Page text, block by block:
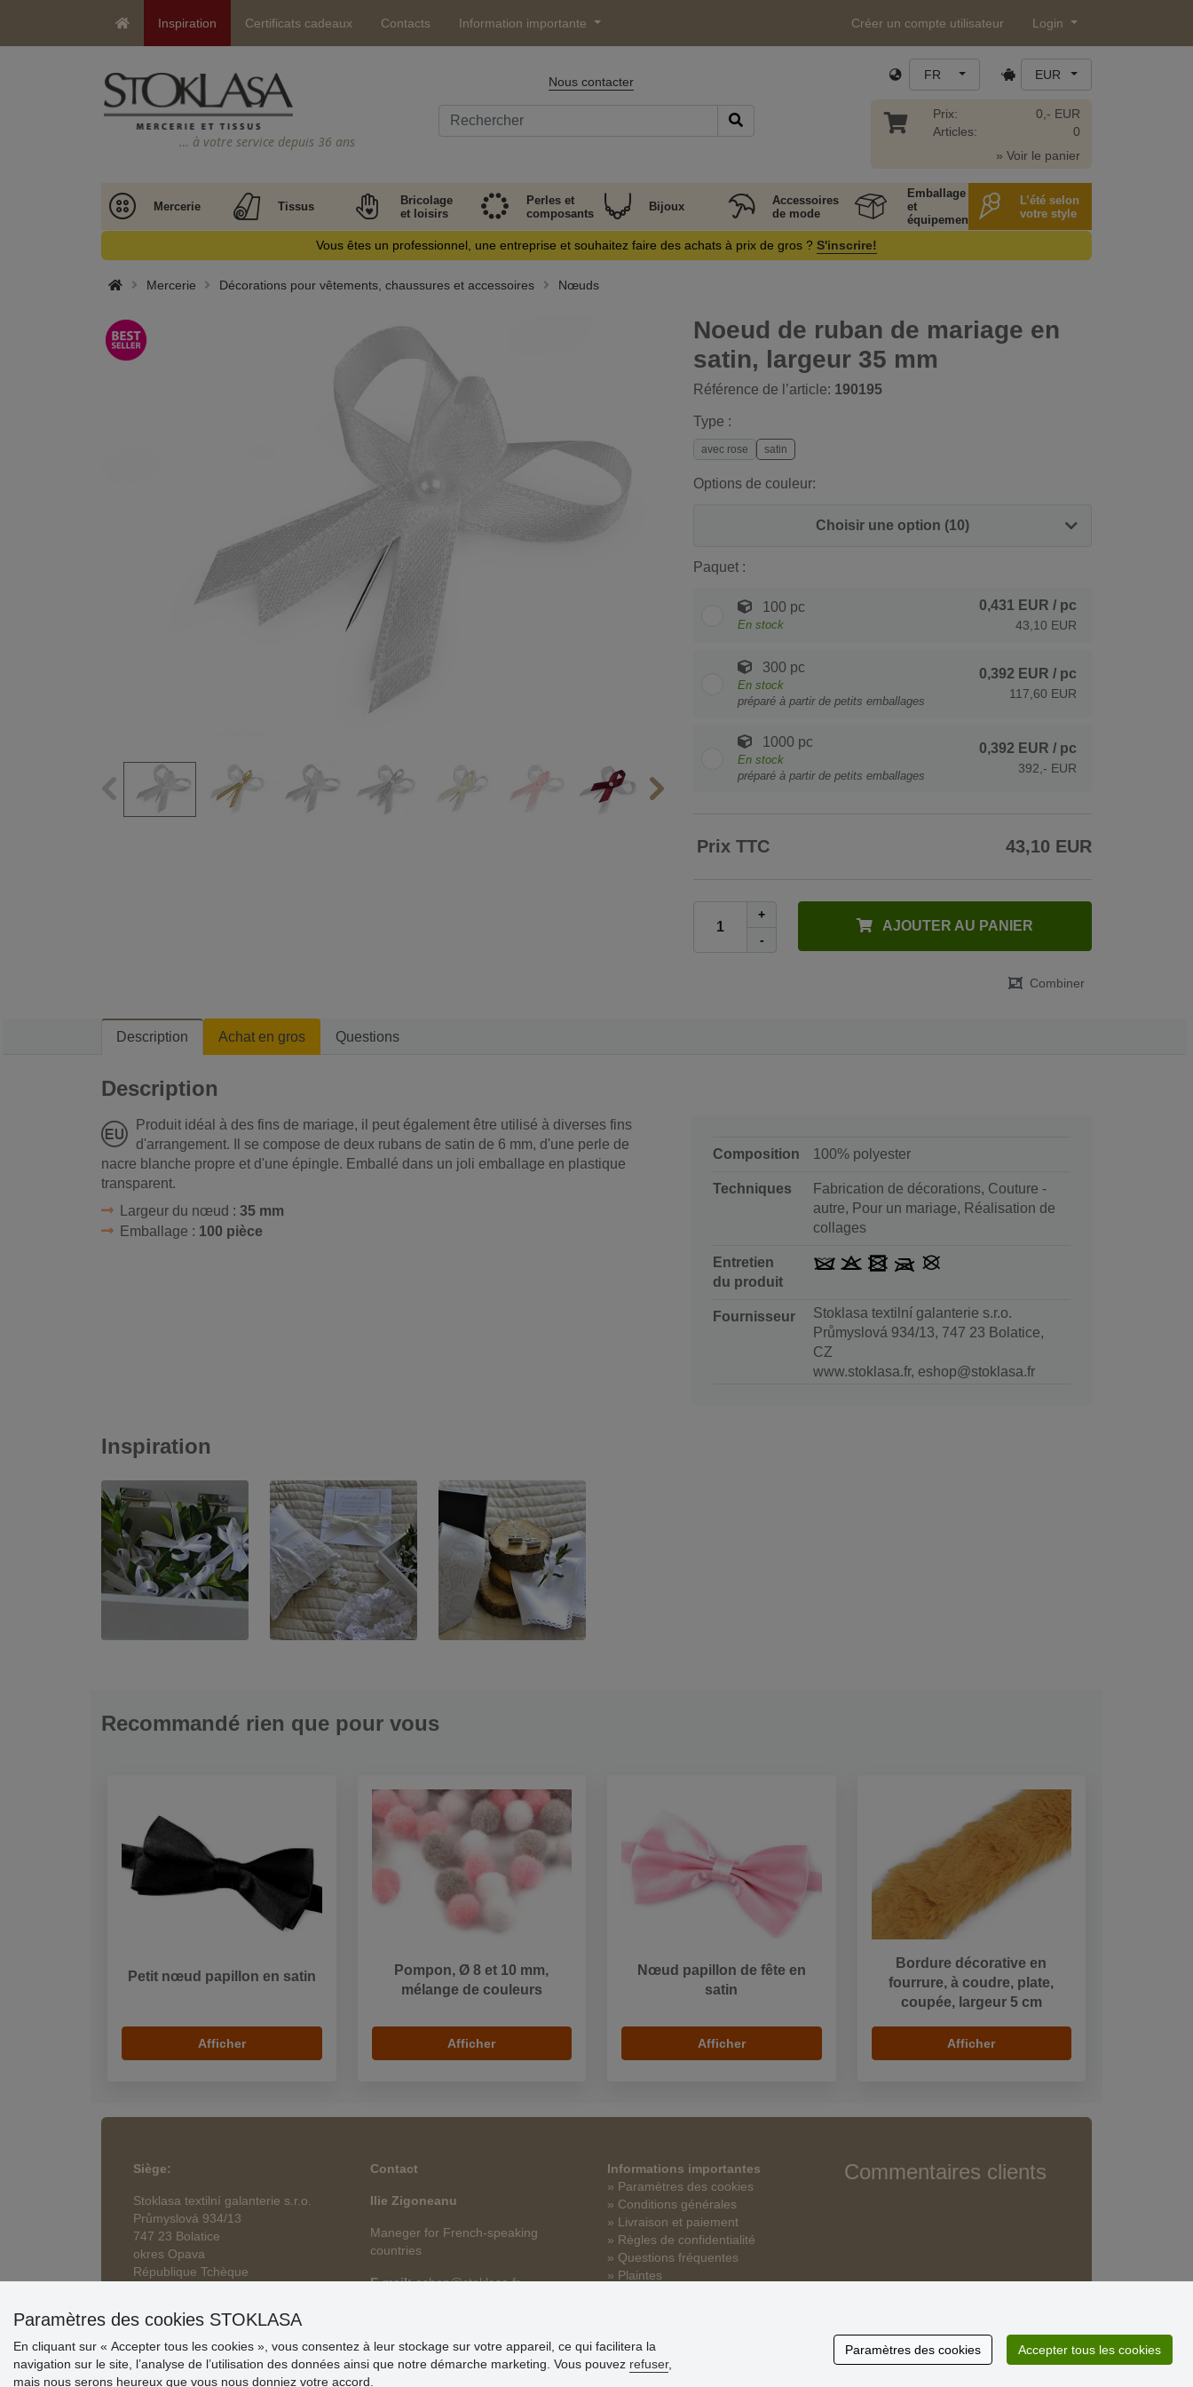
Inspiration Certificats cadeaux Contacts Information importante Créer un compte utilisateur Login
… à votre service depuis 36 ans
Nous contacter FR EUR
Prix:
Articles:
0,- EUR
0
» Voir le panier
Mercerie Tissus
Bricolage
et loisirs
Perles et
composants
Bijoux
Accessoires
de mode
Emballage
et
équipement
L’été selon
votre style
Vous êtes un professionnel, une entreprise et souhaitez faire des achats à prix de gros ? S'inscrire!
Mercerie Décorations pour vêtements, chaussures et accessoires Nœuds
Noeud de ruban de mariage en
satin, largeur 35 mm
Référence de l’article: 190195
Type :
avec rose satin
Options de couleur:
Choisir une option (10)
Paquet :
100 pc
En stock
0,431 EUR / pc
43,10 EUR
300 pc
En stock
préparé à partir de petits emballages
0,392 EUR / pc
117,60 EUR
1000 pc
En stock
préparé à partir de petits emballages
0,392 EUR / pc
392,- EUR
Prix TTC 43,10 EUR
+
-
AJOUTER AU PANIER
Combiner
Description Achat en gros Questions
Description
Produit idéal à des fins de mariage, il peut également être utilisé à diverses fins
d'arrangement. Il se compose de deux rubans de satin de 6 mm, d'une perle de
nacre blanche propre et d'une épingle. Emballé dans un joli emballage en plastique
transparent.
Largeur du nœud : 35 mm
Emballage : 100 pièce
Composition 100% polyester
Techniques
Fabrication de décorations, Couture -
autre, Pour un mariage, Réalisation de
collages
Entretien
du produit
Fournisseur
Stoklasa textilní galanterie s.r.o.
Průmyslová 934/13, 747 23 Bolatice,
CZ
www.stoklasa.fr, eshop@stoklasa.fr
Inspiration
Recommandé rien que pour vous
Petit nœud papillon en satin
Afficher
Pompon, Ø 8 et 10 mm,
mélange de couleurs
Afficher
Nœud papillon de fête en
satin
Afficher
Bordure décorative en
fourrure, à coudre, plate,
coupée, largeur 5 cm
Afficher
Siège:
Stoklasa textilní galanterie s.r.o.
Průmyslová 934/13
747 23 Bolatice
okres Opava
République Tchèque
Contact
Ilie Zigoneanu
Maneger for French-speaking
countries
E-mail: eshop@stoklasa.fr
Informations importantes
» Paramètres des cookies
» Conditions générales
» Livraison et paiement
» Règles de confidentialité
» Questions fréquentes
» Plaintes
Commentaires clients
Paramètres des cookies STOKLASA
En cliquant sur « Accepter tous les cookies », vous consentez à leur stockage sur votre appareil, ce qui facilitera la
navigation sur le site, l’analyse de l’utilisation des données ainsi que notre démarche marketing. Vous pouvez refuser,
mais nous serons heureux que vous nous donniez votre accord.
Paramètres des cookies Accepter tous les cookies